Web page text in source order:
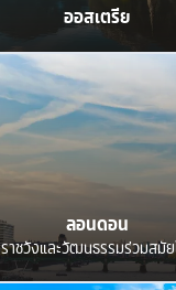
ออสเตรีย
ลอนดอน
าชวังและวัฒนธรรมร่วมสมั